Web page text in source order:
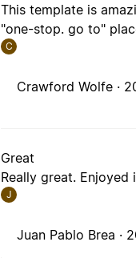
This template is
"one-stop. go to"
C
Crawford Wolfe ·
Great
Really great.
J
Juan Pablo Brea ·